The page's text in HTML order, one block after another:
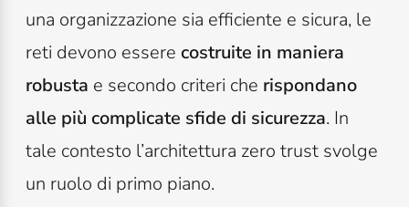
una organizzazione sia efficiente e sicura, le
reti devono essere costruite in maniera
robusta e secondo criteri che rispondano
alle più complicate sfide di sicurezza. In
tale contesto l’architettura zero trust svolge
un ruolo di primo piano.